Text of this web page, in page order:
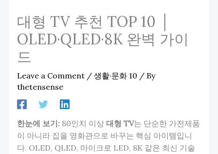
대형 TV 추천 TOP 10 │
OLED·QLED·8K 완벽 가이
드
Leave a Comment / 생활·문화 10 / By
thetensense
한눈에 보기:80인치 이상 대형 TV는 단순한 가전제품
이 아니라 집을 영화관으로 바꾸는 핵심 아이템입니
다. OLED, QLED, 마이크로 LED, 8K 같은 최신 기술